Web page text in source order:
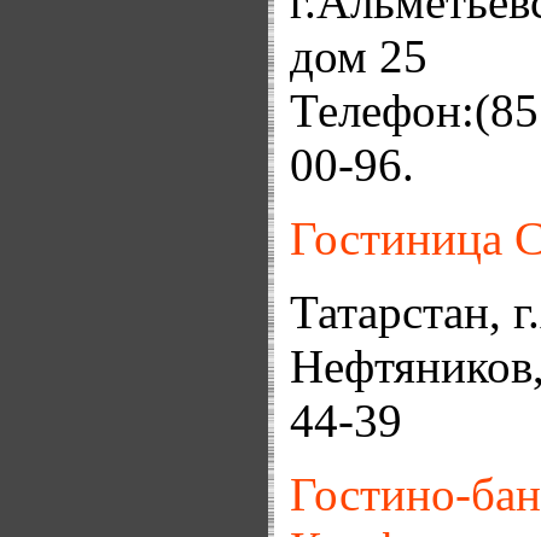
дом 25
00-96.
Гостиница
Татарстан,
44-39
Гостино-